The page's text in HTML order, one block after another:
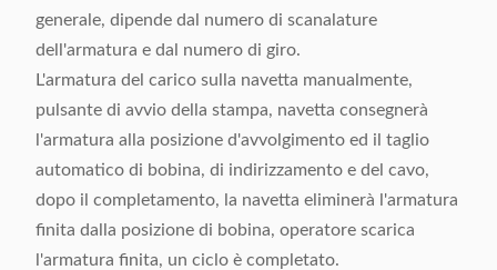
generale, dipende dal numero di scanalature
dell'armatura e dal numero di giro.
L'armatura del carico sulla navetta manualmente,
pulsante di avvio della stampa, navetta consegnerà
l'armatura alla posizione d'avvolgimento ed il taglio
automatico di bobina, di indirizzamento e del cavo,
dopo il completamento, la navetta eliminerà l'armatura
finita dalla posizione di bobina, operatore scarica
l'armatura finita, un ciclo è completato.